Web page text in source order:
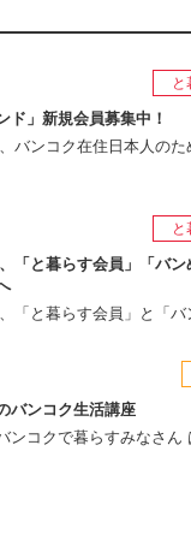
と
ド」新規会員募集中！
バンコク在住日本人のた
と
「と暮らす会員」「バ
「と暮らす会員」と「バ
バンコク生活講座
ンコクで暮らすみなさん